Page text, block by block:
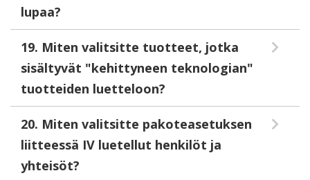
lupaa?
19. Miten valitsitte tuotteet, jotka
sisältyvät "kehittyneen teknologian"
tuotteiden luetteloon?
20. Miten valitsitte pakoteasetuksen
liitteessä IV luetellut henkilöt ja
yhteisöt?